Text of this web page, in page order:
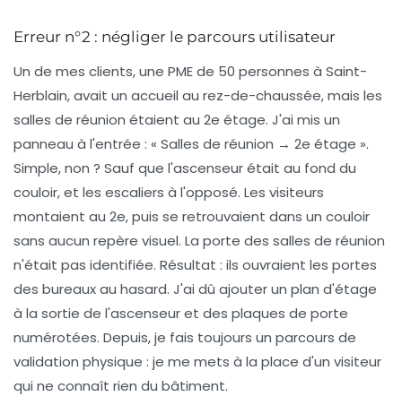
Erreur n°2 : négliger le parcours utilisateur
Un de mes clients, une PME de 50 personnes à Saint-
Herblain, avait un accueil au rez-de-chaussée, mais les
salles de réunion étaient au 2e étage. J'ai mis un
panneau à l'entrée : « Salles de réunion → 2e étage ».
Simple, non ? Sauf que l'ascenseur était au fond du
couloir, et les escaliers à l'opposé. Les visiteurs
montaient au 2e, puis se retrouvaient dans un couloir
sans aucun repère visuel. La porte des salles de réunion
n'était pas identifiée. Résultat : ils ouvraient les portes
des bureaux au hasard. J'ai dû ajouter un plan d'étage
à la sortie de l'ascenseur et des plaques de porte
numérotées. Depuis, je fais toujours un parcours de
validation physique : je me mets à la place d'un visiteur
qui ne connaît rien du bâtiment.